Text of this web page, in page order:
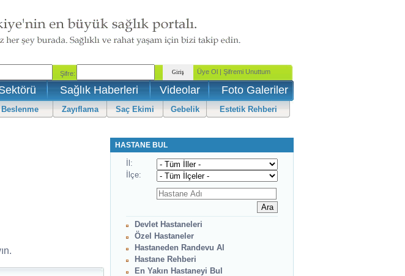
Sağlık Haberleri Videolar Foto Galeriler
Beslenme Zayıflama Saç Ekimi Gebelik Estetik Rehberi
HASTANE BUL
İl:
İlçe:
Devlet Hastaneleri
Özel Hastaneler
Hastaneden Randevu Al
Hastane Rehberi
En Yakın Hastaneyi Bul